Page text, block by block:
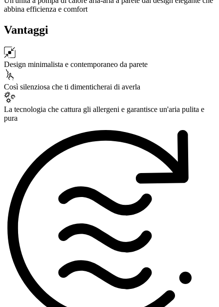
abbina efficienza e comfort
Vantaggi
Design minimalista e contemporaneo da parete
Così silenziosa che ti dimenticherai di averla
La tecnologia che cattura gli allergeni e garantisce un'aria pulita e
pura